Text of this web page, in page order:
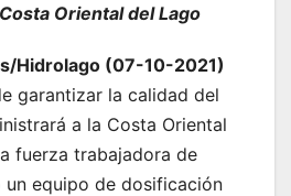
Oriental del Lago
Hidrolago (07-10-2021)
garantizar la calidad del
a la Costa Oriental
fuerza trabajadora de
equipo de dosificación